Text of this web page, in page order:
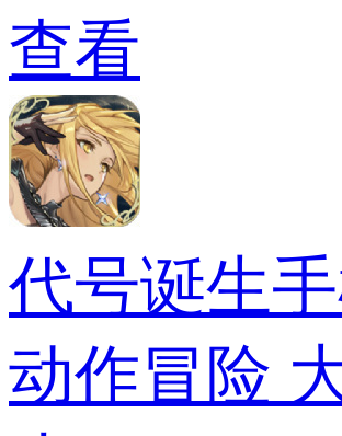
查看
代号诞生
动作冒险